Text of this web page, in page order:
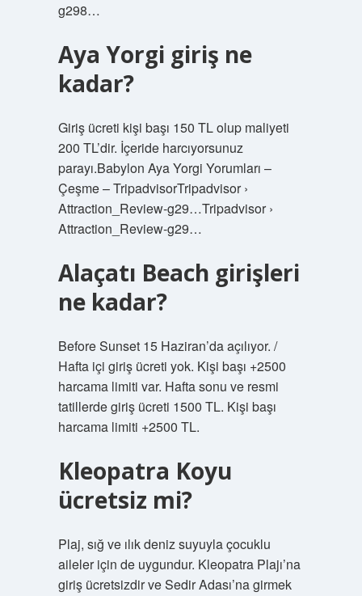
g298…
Aya Yorgi giriş ne
kadar?
Giriş ücreti kişi başı 150 TL olup maliyeti
200 TL’dir. İçeride harcıyorsunuz
parayı.Babylon Aya Yorgi Yorumları –
Çeşme – TripadvisorTripadvisor ›
Attraction_Review-g29…Tripadvisor ›
Attraction_Review-g29…
Alaçatı Beach girişleri
ne kadar?
Before Sunset 15 Haziran’da açılıyor. /
Hafta içi giriş ücreti yok. Kişi başı +2500
harcama limiti var. Hafta sonu ve resmi
tatillerde giriş ücreti 1500 TL. Kişi başı
harcama limiti +2500 TL.
Kleopatra Koyu
ücretsiz mi?
Plaj, sığ ve ılık deniz suyuyla çocuklu
aileler için de uygundur. Kleopatra Plajı’na
giriş ücretsizdir ve Sedir Adası’na girmek